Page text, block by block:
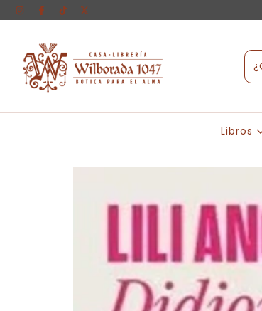
Libros